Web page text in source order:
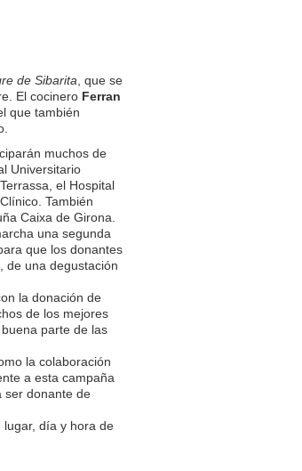
de Sibarita , que se
El cocinero Ferran
que también
muchos de
Universitario
el Hospital
También
Caixa de Girona.
una segunda
que los donantes
de una degustación
la donación de
de los mejores
parte de las
la colaboración
a esta campaña
ser donante de
lugar, día y hora de